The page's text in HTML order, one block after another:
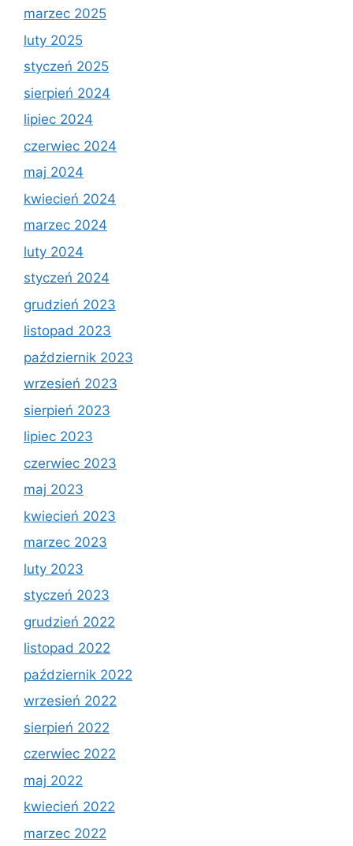
marzec 2025
luty 2025
styczeń 2025
sierpień 2024
lipiec 2024
czerwiec 2024
maj 2024
kwiecień 2024
marzec 2024
luty 2024
styczeń 2024
grudzień 2023
listopad 2023
październik 2023
wrzesień 2023
sierpień 2023
lipiec 2023
czerwiec 2023
maj 2023
kwiecień 2023
marzec 2023
luty 2023
styczeń 2023
grudzień 2022
listopad 2022
październik 2022
wrzesień 2022
sierpień 2022
czerwiec 2022
maj 2022
kwiecień 2022
marzec 2022